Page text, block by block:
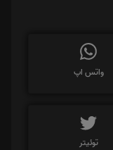
واتس اپ
توئیتر